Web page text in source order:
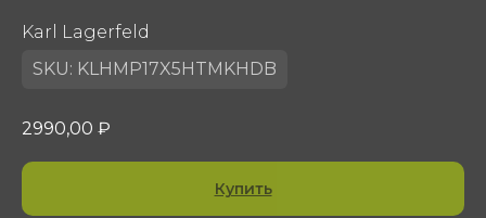
Karl Lagerfeld
SKU: KLHMP17X5HTMKHDB
2990,00 ₽
Купить
ООО «Сотеком»